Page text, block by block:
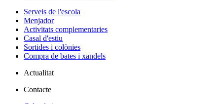
Serveis de l'escola
Menjador
Activitats complementaries
Casal d'estiu
Sortides i colònies
Compra de bates i xandels
Actualitat
Contacte